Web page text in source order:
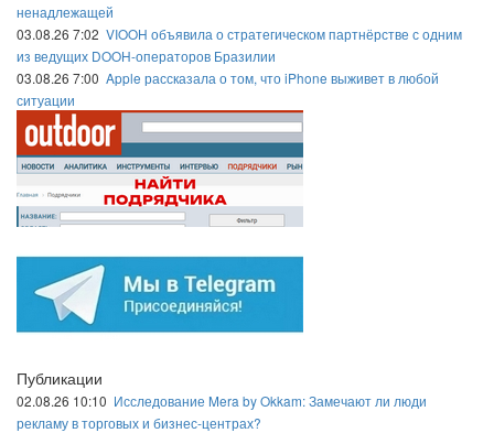
ненадлежащей
03.08.26 7:02 VIOOH объявила о стратегическом партнёрстве с одним
из ведущих DOOH-операторов Бразилии
03.08.26 7:00 Apple рассказала о том, что iPhone выживет в любой
ситуации
Публикации
02.08.26 10:10 Исследование Mera by Okkam: Замечают ли люди
рекламу в торговых и бизнес-центрах?